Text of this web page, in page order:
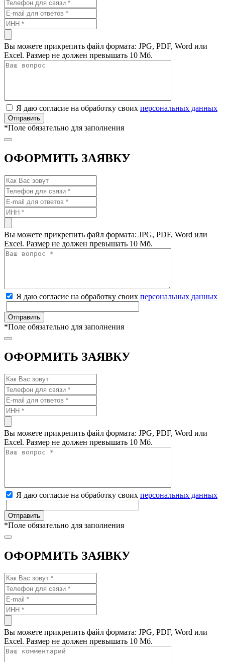
Вы можете прикрепить файл формата: JPG, PDF, Word или
Excel. Размер не должен превышать 10 Мб.
Я даю согласие на обработку своих персональных данных
*Поле обязательно для заполнения
ОФОРМИТЬ ЗАЯВКУ
Вы можете прикрепить файл формата: JPG, PDF, Word или
Excel. Размер не должен превышать 10 Мб.
Я даю согласие на обработку своих персональных данных
*Поле обязательно для заполнения
ОФОРМИТЬ ЗАЯВКУ
Вы можете прикрепить файл формата: JPG, PDF, Word или
Excel. Размер не должен превышать 10 Мб.
Я даю согласие на обработку своих персональных данных
*Поле обязательно для заполнения
ОФОРМИТЬ ЗАЯВКУ
Вы можете прикрепить файл формата: JPG, PDF, Word или
Excel. Размер не должен превышать 10 Мб.